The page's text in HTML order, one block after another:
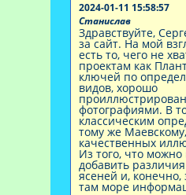
2024-01-11 15:58:57
Станислав
Здравствуйте,
за сайт. На мой
есть то, чего не
проектам как
ключей по
видов, хорошо
фотографиями. В
классическим
тому же
качественных
Из того, что
добавить
ясеней и, конечно,
там море